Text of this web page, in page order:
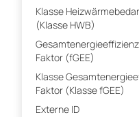
Klasse
(Klasse HWB)
Gesamtenergieeffizienz
Faktor (fGEE)
Klasse
Faktor (Klasse fGEE)
Externe ID